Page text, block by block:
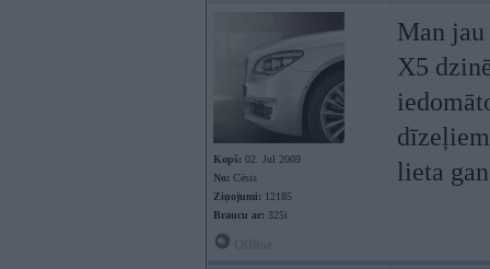
Kopš: 02. Jul 2009
No: Cēsis
Ziņojumi: 12185
Braucu ar: 325i
Man
X5
lieta